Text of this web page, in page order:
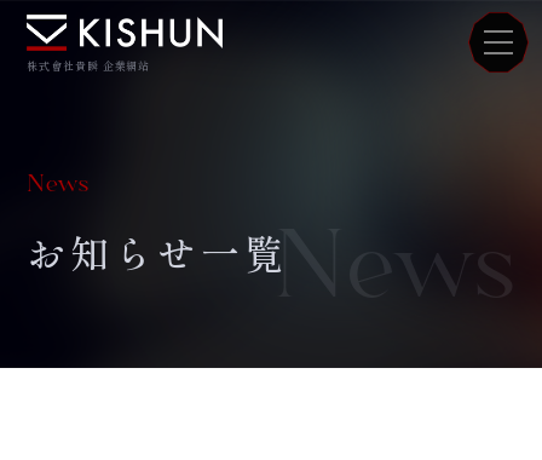
株式會社貴瞬 企業網站
News
お知らせ一覧News